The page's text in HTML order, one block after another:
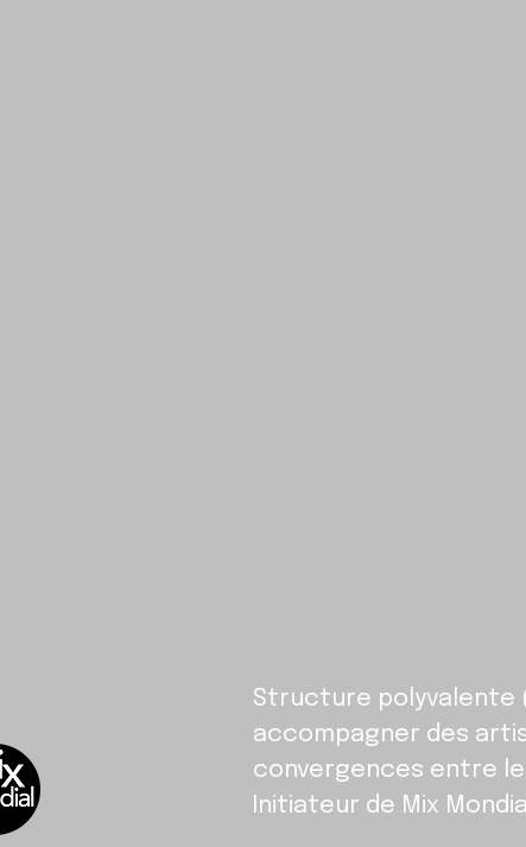
Structure polyvalente
accompagner des
convergences entre
Initiateur de Mix